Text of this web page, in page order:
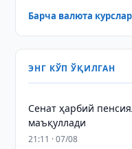
Барча валюта
ЭНГ КЎП ЎҚИЛГАН
Сенат ҳарбий
маъқуллади
21:11 · 07/08